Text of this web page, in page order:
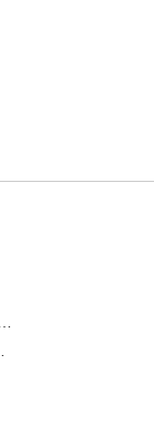
“38+1”！沈阳文旅听劝、宠客，又一景区加入“东北超”优惠名单！
现场去看看